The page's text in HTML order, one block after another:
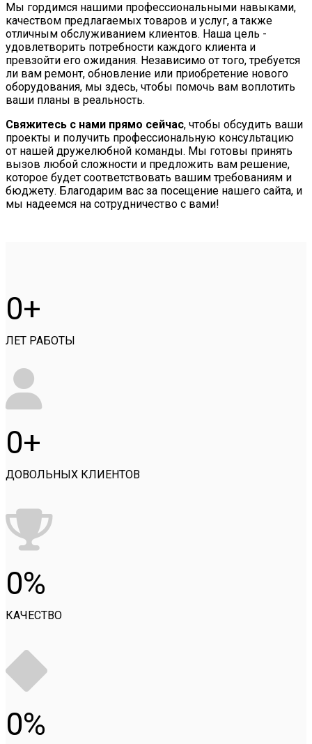
Мы гордимся нашими профессиональными навыками,
качеством предлагаемых товаров и услуг, а также
отличным обслуживанием клиентов. Наша цель -
удовлетворить потребности каждого клиента и
превзойти его ожидания. Независимо от того, требуется
ли вам ремонт, обновление или приобретение нового
оборудования, мы здесь, чтобы помочь вам воплотить
ваши планы в реальность.
Свяжитесь с нами прямо сейчас, чтобы обсудить ваши
проекты и получить профессиональную консультацию
от нашей дружелюбной команды. Мы готовы принять
вызов любой сложности и предложить вам решение,
которое будет соответствовать вашим требованиям и
бюджету. Благодарим вас за посещение нашего сайта, и
мы надеемся на сотрудничество с вами!
0
ЛЕТ РАБОТЫ
0
ДОВОЛЬНЫХ КЛИЕНТОВ
0
КАЧЕСТВО
0